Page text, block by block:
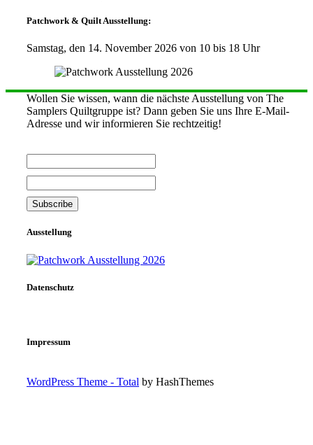
Patchwork & Quilt Ausstellung:
Samstag, den 14. November 2026 von 10 bis 18 Uhr
Wollen Sie wissen, wann die nächste Ausstellung von The
Samplers Quiltgruppe ist? Dann geben Sie uns Ihre E-Mail-
Adresse und wir informieren Sie rechtzeitig!
Ausstellung
Datenschutz
Impressum
WordPress Theme - Total by HashThemes